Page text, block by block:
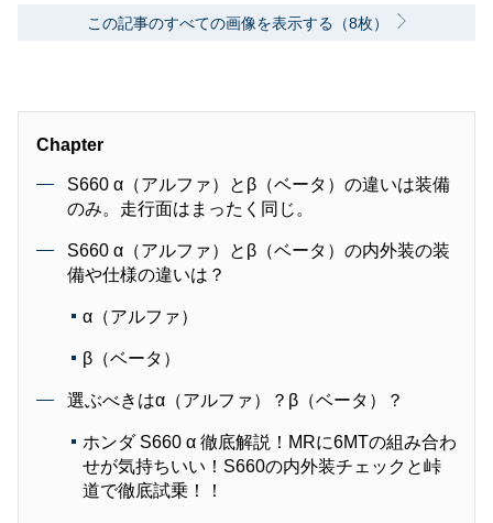
この記事のすべての画像を表示する（8枚）
Chapter
S660 α（アルファ）とβ（ベータ）の違いは装備
のみ。走行面はまったく同じ。
S660 α（アルファ）とβ（ベータ）の内外装の装
備や仕様の違いは？
α（アルファ）
β（ベータ）
選ぶべきはα（アルファ）？β（ベータ）？
ホンダ S660 α 徹底解説！MRに6MTの組み合わ
せが気持ちいい！S660の内外装チェックと峠
道で徹底試乗！！